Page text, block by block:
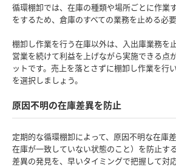
循環棚卸では、在庫の種類や場所ごとに作業
をするため、倉庫のすべての業務を止める必
棚卸し作業を行う在庫以外は、入出庫業務を
営業を続けて利益を上げながら実施できる点
ットです。売上を落とさずに棚卸し作業を行
を選択しましょう。
原因不明の在庫差異を防止
定期的な循環棚卸によって、原因不明な在庫
在庫が一致していない状態のこと）を防止す
差異の発見を、早いタイミングで把握して対